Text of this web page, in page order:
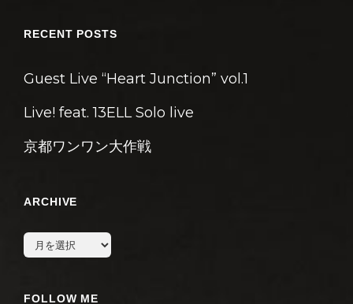
RECENT POSTS
Guest Live “Heart Junction” vol.1
Live! feat. 13ELL Solo live
京都ワンワン大作戦
ARCHIVE
archive
FOLLOW ME